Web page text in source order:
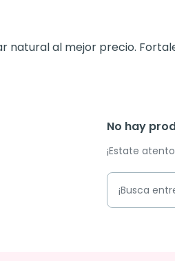
natural al mejor precio.
No hay
¡Estate